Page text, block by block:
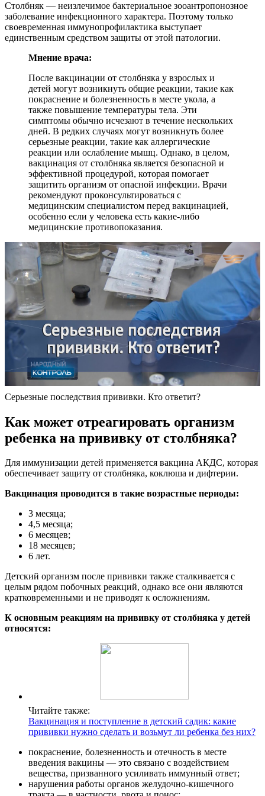
Столбняк ― неизлечимое бактериальное зооантропонозное
заболевание инфекционного характера. Поэтому только
своевременная иммунопрофилактика выступает
единственным средством защиты от этой патологии.
Мнение врача:
После вакцинации от столбняка у взрослых и
детей могут возникнуть общие реакции, такие как
покраснение и болезненность в месте укола, а
также повышение температуры тела. Эти
симптомы обычно исчезают в течение нескольких
дней. В редких случаях могут возникнуть более
серьезные реакции, такие как аллергические
реакции или ослабление мышц. Однако, в целом,
вакцинация от столбняка является безопасной и
эффективной процедурой, которая помогает
защитить организм от опасной инфекции. Врачи
рекомендуют проконсультироваться с
медицинским специалистом перед вакцинацией,
особенно если у человека есть какие-либо
медицинские противопоказания.
Серьезные последствия прививки. Кто ответит?
Как может отреагировать организм
ребенка на прививку от столбняка?
Для иммунизации детей применяется вакцина АКДС, которая
обеспечивает защиту от столбняка, коклюша и дифтерии.
Вакцинация проводится в такие возрастные периоды:
3 месяца;
4,5 месяца;
6 месяцев;
18 месяцев;
6 лет.
Детский организм после прививки также сталкивается с
целым рядом побочных реакций, однако все они являются
кратковременными и не приводят к осложнениям.
К основным реакциям на прививку от столбняка у детей
относятся:
Читайте также:
Вакцинация и поступление в детский садик: какие
прививки нужно сделать и возьмут ли ребенка без них?
покраснение, болезненность и отечность в месте
введения вакцины ― это связано с воздействием
вещества, призванного усиливать иммунный ответ;
нарушения работы органов желудочно-кишечного